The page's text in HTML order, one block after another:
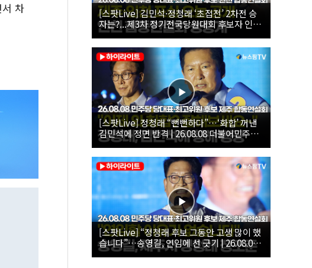
차
[스팟Live] 김민석·정청래 ‘초접전’ 2차전 승
자는?...제3차 정기전국당원대회 후보자 인천
합동연설회 생중계 | 26.08.08
[스팟Live] 정청래 “뻔뻔하다”…‘화합’ 꺼낸
김민석에 정면 반격 | 26.08.08 더불어민주당
당대표·최고위원 후보 제주 합동연설회
[스팟Live] “정청래 후보 그동안 고생 많이 했
습니다”…송영길, 연임에 선 긋기 | 26.08.08
더불어민주당 당대표·최고위원 후보 제주 합